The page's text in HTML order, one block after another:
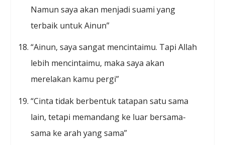
Namun saya akan menjadi suami yang
terbaik untuk Ainun”
“Ainun, saya sangat mencintaimu. Tapi Allah
lebih mencintaimu, maka saya akan
merelakan kamu pergi”
“Cinta tidak berbentuk tatapan satu sama
lain, tetapi memandang ke luar bersama-
sama ke arah yang sama”